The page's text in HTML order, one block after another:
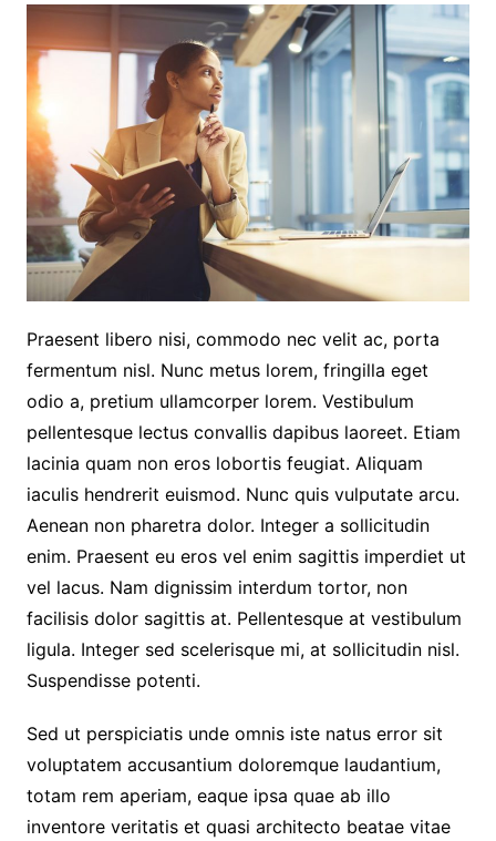
Praesent libero nisi, commodo nec velit ac, porta
fermentum nisl. Nunc metus lorem, fringilla eget
odio a, pretium ullamcorper lorem. Vestibulum
pellentesque lectus convallis dapibus laoreet. Etiam
lacinia quam non eros lobortis feugiat. Aliquam
iaculis hendrerit euismod. Nunc quis vulputate arcu.
Aenean non pharetra dolor. Integer a sollicitudin
enim. Praesent eu eros vel enim sagittis imperdiet ut
vel lacus. Nam dignissim interdum tortor, non
facilisis dolor sagittis at. Pellentesque at vestibulum
ligula. Integer sed scelerisque mi, at sollicitudin nisl.
Suspendisse potenti.
Sed ut perspiciatis unde omnis iste natus error sit
voluptatem accusantium doloremque laudantium,
totam rem aperiam, eaque ipsa quae ab illo
inventore veritatis et quasi architecto beatae vitae